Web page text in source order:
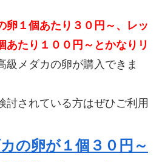
卵１個あたり３０円～、レッ
あたり１００円～とかなりリ
級メダカの卵が購入できま
討されている方はぜひご利用
の卵が１個３０円～